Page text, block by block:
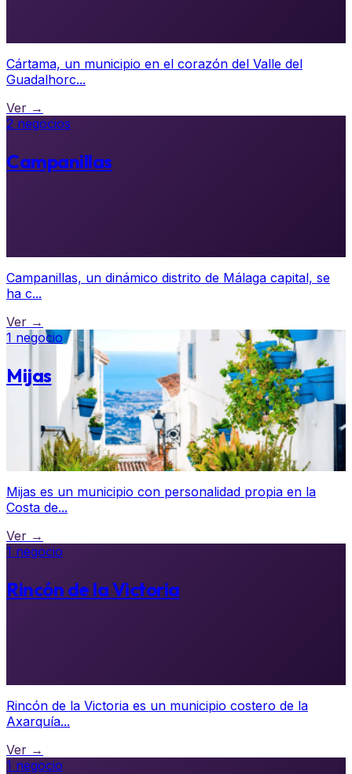
Cártama, un municipio en el corazón del Valle del
Guadalhorc...
Ver →
2 negocios
Campanillas
Campanillas, un dinámico distrito de Málaga capital, se
ha c...
Ver →
1 negocio
Mijas
Mijas es un municipio con personalidad propia en la
Costa de...
Ver →
1 negocio
Rincón de la Victoria
Rincón de la Victoria es un municipio costero de la
Axarquía...
Ver →
1 negocio